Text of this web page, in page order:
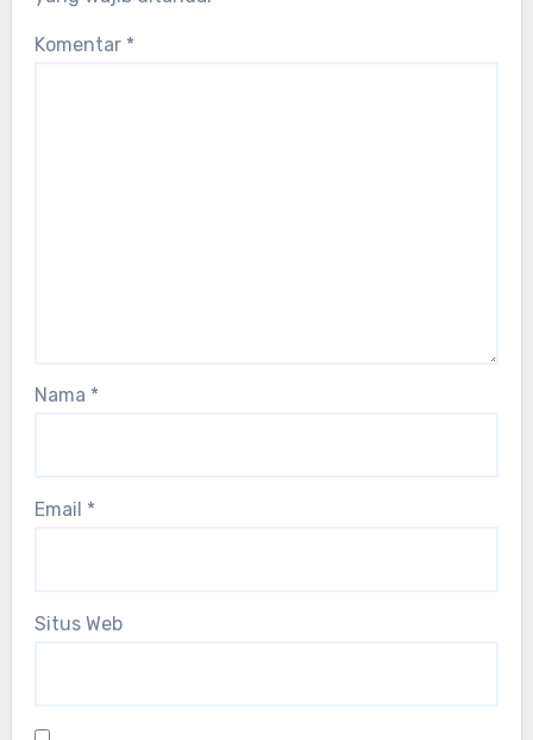
Komentar *
Nama *
Email *
Situs Web